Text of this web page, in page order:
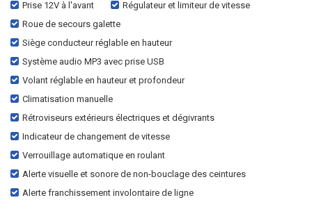
Prise 12V à l'avant
Régulateur et limiteur de vitesse
Roue de secours galette
Siège conducteur réglable en hauteur
Système audio MP3 avec prise USB
Volant réglable en hauteur et profondeur
Climatisation manuelle
Rétroviseurs extérieurs électriques et dégivrants
Indicateur de changement de vitesse
Verrouillage automatique en roulant
Alerte visuelle et sonore de non-bouclage des ceintures
Alerte franchissement involontaire de ligne